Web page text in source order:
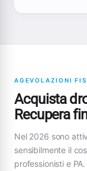
AGEVOLAZIONI
Acquista
Recupera
Nel 2026 sono
sensibilmente il
professionisti e PA.